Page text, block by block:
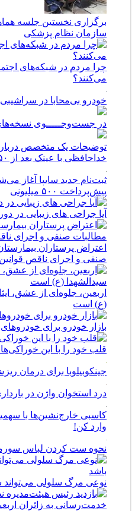
برگزاری نخستین جلسه
سازمان نظام پزشکی
چرا مردم در شبکه‌های
می‌کنند؟
خودرو بی‌محابا در
در جست‌وجـــــوی
توضیحات یک متخصص درباره
خداحافظی با عینک بعد از ۵۰ سالگی؛ واقعیت یا شایعه؟
پیش‌پرداخت ۵۰۰ میلیونی
آیا جراحی های زیبایی در
اعتراض پرستاران
صنفی و اجرای ناقص قوانین
اربعین، جلوه‌ای از عشق،
(ع) است
بازار خودرو برای خودروهای ۵-۱۰ میلیاردی آماده نیست!
قلب خود را با این
جینکوبیلوبا برای درمان
درد استخوان واژن در
وارد کن!
نحوه ست کردن لباس
نوعی مرگ سلولی می‌تواند